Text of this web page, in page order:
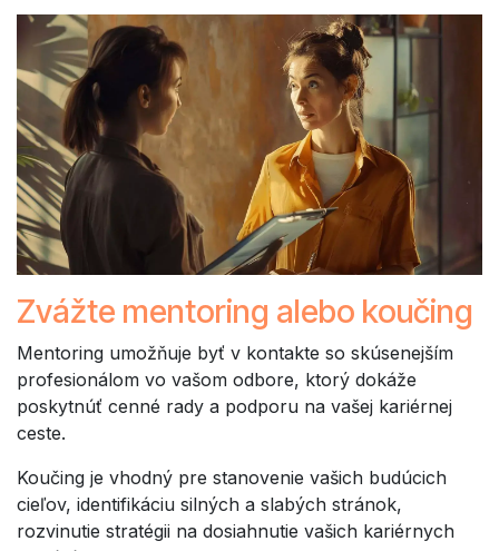
Zvážte mentoring alebo koučing
Mentoring umožňuje byť v kontakte so skúsenejším
profesionálom vo vašom odbore, ktorý dokáže
poskytnúť cenné rady a podporu na vašej kariérnej
ceste.
Koučing je vhodný pre stanovenie vašich budúcich
cieľov, identifikáciu silných a slabých stránok,
rozvinutie stratégii na dosiahnutie vašich kariérnych